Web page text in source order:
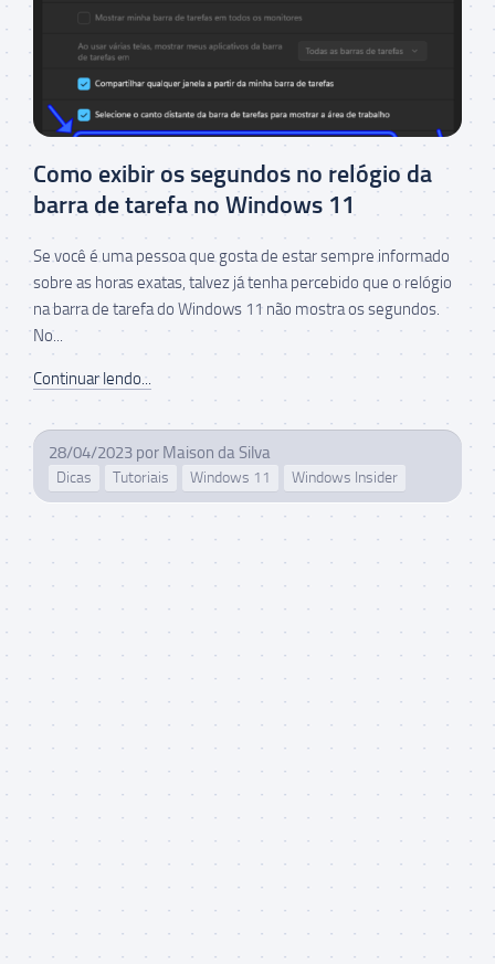
Como exibir os segundos no relógio da
barra de tarefa no Windows 11
Se você é uma pessoa que gosta de estar sempre informado
sobre as horas exatas, talvez já tenha percebido que o relógio
na barra de tarefa do Windows 11 não mostra os segundos.
No...
Continuar lendo...
28/04/2023 por Maison da Silva
Dicas Tutoriais Windows 11 Windows Insider